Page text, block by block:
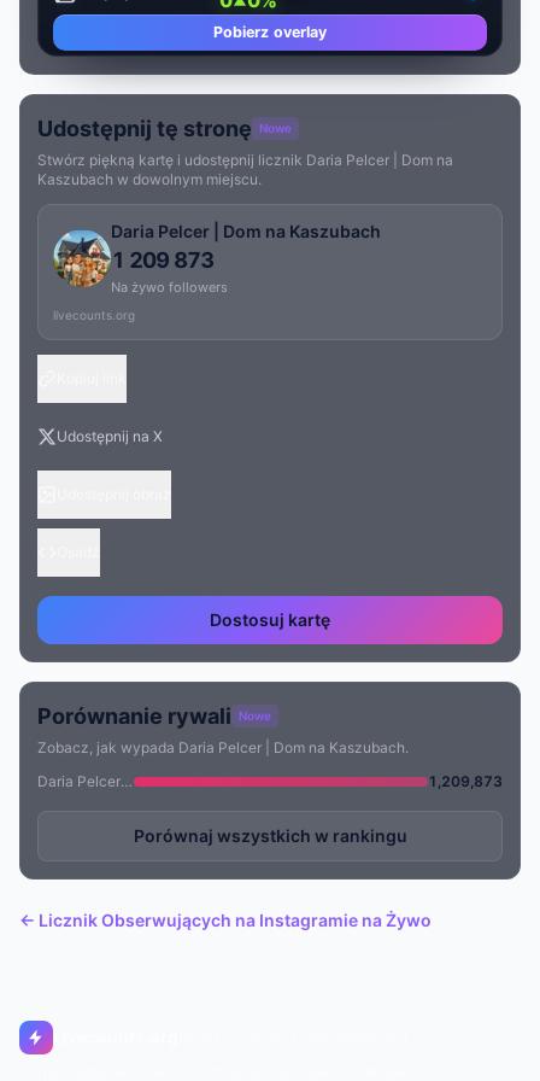
Pobierz overlay
Udostępnij tę stronę Nowe
Stwórz piękną kartę i udostępnij licznik Daria Pelcer | Dom na
Kaszubach w dowolnym miejscu.
Daria Pelcer | Dom na Kaszubach
1 209 873
Na żywo followers
livecounts.org
Udostępnij na X
Dostosuj kartę
Porównanie rywali Nowe
Zobacz, jak wypada Daria Pelcer | Dom na Kaszubach.
Daria Pelcer | Dom na Kaszubach
1,209,873
Porównaj wszystkich w rankingu
← Licznik Obserwujących na Instagramie na Żywo